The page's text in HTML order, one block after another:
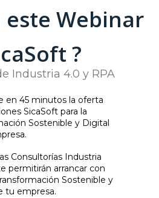
este Webinar
?
Industria 4.0 y RPA
en 45 minutos la oferta
SicaSoft para la
Sostenible y Digital
Consultorías Industria
permitirán arrancar con
Sostenible y
tu empresa.